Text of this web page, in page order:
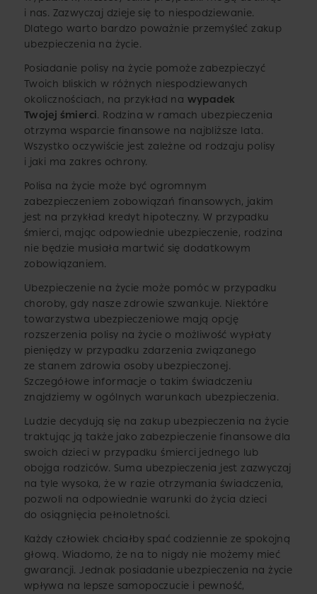
i nas. Zazwyczaj dzieje się to niespodziewanie.
Dlatego warto bardzo poważnie przemyśleć zakup
ubezpieczenia na życie.
Posiadanie polisy na życie pomoże zabezpieczyć
Twoich bliskich w różnych niespodziewanych
okolicznościach, na przykład na wypadek
Twojej śmierci. Rodzina w ramach ubezpieczenia
otrzyma wsparcie finansowe na najbliższe lata.
Wszystko oczywiście jest zależne od rodzaju polisy
i jaki ma zakres ochrony.
Polisa na życie może być ogromnym
zabezpieczeniem zobowiązań finansowych, jakim
jest na przykład kredyt hipoteczny. W przypadku
śmierci, mając odpowiednie ubezpieczenie, rodzina
nie będzie musiała martwić się dodatkowym
zobowiązaniem.
Ubezpieczenie na życie może pomóc w przypadku
choroby, gdy nasze zdrowie szwankuje. Niektóre
towarzystwa ubezpieczeniowe mają opcję
rozszerzenia polisy na życie o możliwość wypłaty
pieniędzy w przypadku zdarzenia związanego
ze stanem zdrowia osoby ubezpieczonej.
Szczegółowe informacje o takim świadczeniu
znajdziemy w ogólnych warunkach ubezpieczenia.
Ludzie decydują się na zakup ubezpieczenia na życie
traktując ją także jako zabezpieczenie finansowe dla
swoich dzieci w przypadku śmierci jednego lub
obojga rodziców. Suma ubezpieczenia jest zazwyczaj
na tyle wysoka, że w razie otrzymania świadczenia,
pozwoli na odpowiednie warunki do życia dzieci
do osiągnięcia pełnoletności.
Każdy człowiek chciałby spać codziennie ze spokojną
głową. Wiadomo, że na to nigdy nie możemy mieć
gwarancji. Jednak posiadanie ubezpieczenia na życie
wpływa na lepsze samopoczucie i pewność,